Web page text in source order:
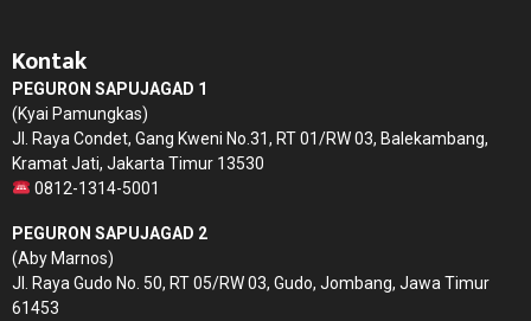
Kontak
PEGURON SAPUJAGAD 1
(Kyai Pamungkas)
Jl. Raya Condet, Gang Kweni No.31, RT 01/RW 03, Balekambang,
Kramat Jati, Jakarta Timur 13530
0812-1314-5001
PEGURON SAPUJAGAD 2
(Aby Marnos)
Jl. Raya Gudo No. 50, RT 05/RW 03, Gudo, Jombang, Jawa Timur
61453